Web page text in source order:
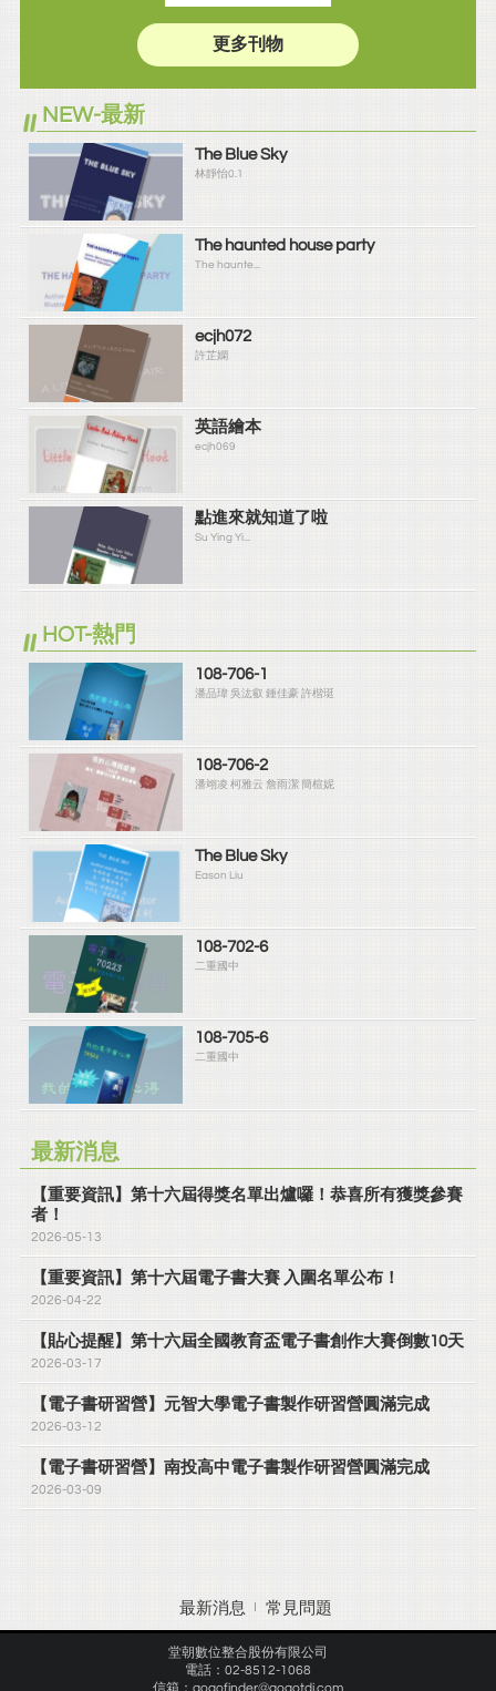
更多刊物
NEW-最新
The Blue Sky
林靜怡0.1
The haunted house party
The haunte...
ecjh072
許芷嫻
英語繪本
ecjh069
點進來就知道了啦
Su Ying Yi...
HOT-熱門
108-706-1
潘品瑋 吳汯叡 鍾佳豪 許楷珽
108-706-2
潘翊凌 柯雅云 詹雨潔 簡楦妮
The Blue Sky
Eason Liu
108-702-6
二重國中
108-705-6
二重國中
最新消息
【重要資訊】第十六屆得獎名單出爐囉！恭喜所有獲獎參賽
者！
2026-05-13
【重要資訊】第十六屆電子書大賽 入圍名單公布！
2026-04-22
【貼心提醒】第十六屆全國教育盃電子書創作大賽倒數10天
2026-03-17
【電子書研習營】元智大學電子書製作研習營圓滿完成
2026-03-12
【電子書研習營】南投高中電子書製作研習營圓滿完成
2026-03-09
最新消息 常見問題
堂朝數位整合股份有限公司
電話：02-8512-1068